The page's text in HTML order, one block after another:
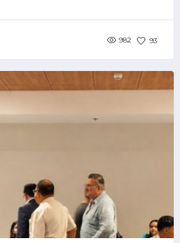
982 93